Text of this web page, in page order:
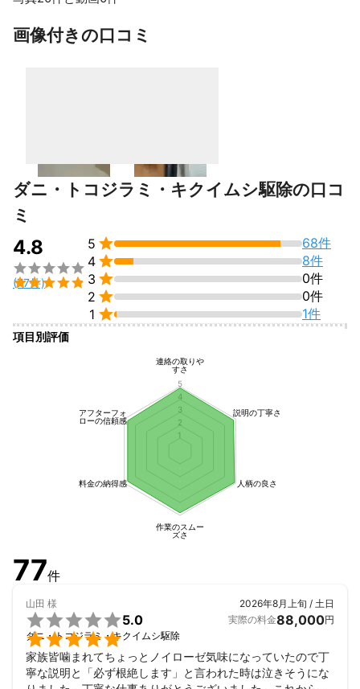
◎一律価格で費用が膨大になることが無いです。
最もご依頼が多い3LDKでご説明いたします。
【例】3LDK　戸建て　3人家族
発生しているのは夫婦寝室にて奥様が噛まれ初め旦那様にも数日
のうちに噛まれ初めました。　お子様が小さいこともありそちら
に行かれる前に駆除をしたい。
部屋数はリビングもカウントしますので全部で4部屋、プランは3
LDKのプランになります。
■1回作業　保証0日間　90000円~
━━━━━━━━━━━━━━━━
●こちらで施工すれば保証は付きませんが費用を抑えて駆除する
しかし2回目が無いので完全に駆除できるかは繁殖の具合によりま
━━━━━━━━━━━━━━━━━
●2回作業からは保証が付きますので保証期間を選択いただくシス
テムになっております。　保証も付けたいが費用も抑えたい場合
今回ここのお客様は90日保証を希望ですので最終的な料金はこち
トコジラミ駆除　2回作業　保証90日
料金当日現金払い・分割で振り込み・オンラインクレジット　￥1
32000~
となります。
画像付きの口コミ
ダニ・トコジラミ・キクイムシ駆除の口コ
ミ
4.8


(77件)
5 
68件
4 
8件
3 
0件
2 
0件
1  1件
項目別評価
連絡の取りや
すさ
説明の丁寧さ
人柄の良さ
作業のスムー
ズさ
料金の納得感
アフターフォ
ローの信頼感
1
2
3
4
5
77件
山田 様


5.0
ダニ・トコジラミ・キクイムシ駆除
2026年8月上旬 / 土日
実際の料金88,000円
家族皆噛まれてちょっとノイローゼ気味になっていたので丁
寧な説明と「必ず根絶します」と言われた時は泣きそうにな